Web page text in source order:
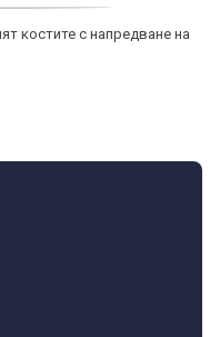
костите с напредване на